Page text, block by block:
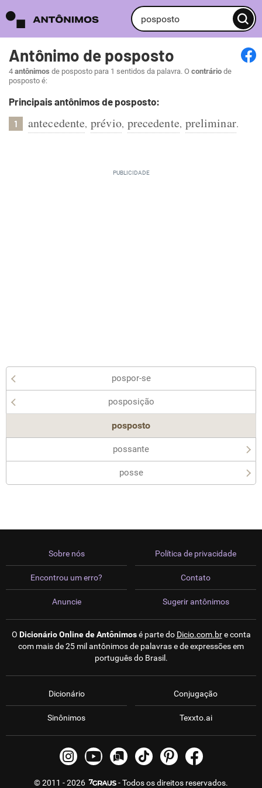
Antônimo de posposto
4 antônimos de posposto para 1 sentidos da palavra. O contrário de
posposto é:
Principais antônimos de posposto:
1 antecedente, prévio, precedente, preliminar.
pospor-se
posposição
posposto
possante
posse
Sobre nós
Encontrou um erro?
Anuncie
Política de privacidade
Contato
Sugerir antônimos
O Dicionário Online de Antônimosé parte do Dicio.com.bre conta
com mais de 25 mil antônimos de palavras e de expressões em
português do Brasil.
Dicionário
Sinônimos
Conjugação
Texxto.ai
© 2011 - 2026 - Todos os direitos reservados.